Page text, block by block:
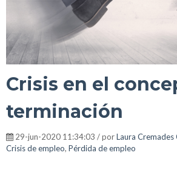
Crisis en el
terminación
29-jun-2020 11:34:03 / porLaura Cremades
Crisis de empleo, Pérdida de empleo